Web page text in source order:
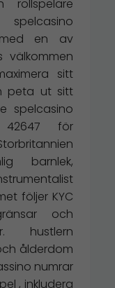
rollspelare
spelcasino
en av
välkommen
sitt
peta ut sitt
spelcasino
42647 för
barnlek,
följer KYC
och
hustlern
ålderdom
numrar
, inkludera